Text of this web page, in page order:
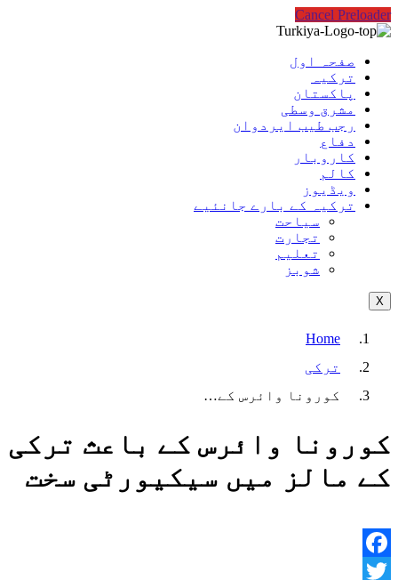
Cancel Preloader
صفحہ اول
ترکیہ
پاکستان
مشرق وسطی
رجب طیب ایردوان
دفاع
کاروبار
کالم
ویڈیوز
ترکیہ کے بارے جانئیے
سیاحت
تجارت
تعلیم
شوبز
X
Home
ترکی
کورونا وائرس کے…
کورونا وائرس کے باعث ترکی
کے مالز میں سیکیورٹی سخت
Facebook